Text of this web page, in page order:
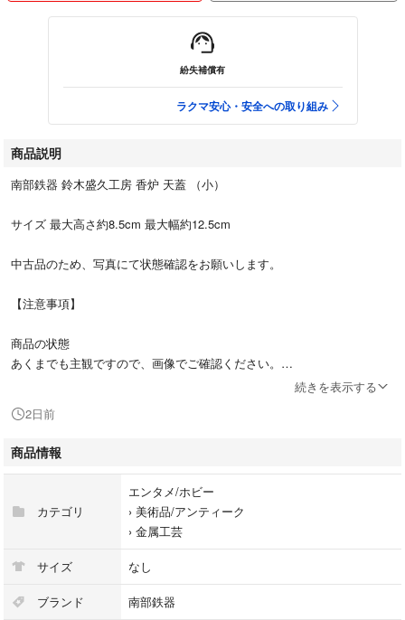
紛失補償有
ラクマ安心・安全への取り組み
商品説明
南部鉄器 鈴木盛久工房 香炉 天蓋 （小）
サイズ 最大高さ約8.5cm 最大幅約12.5cm
中古品のため、写真にて状態確認をお願いします。
【注意事項】
商品の状態
あくまでも主観ですので、画像でご確認ください。
汚れなど見落とす場合もありますが、現状渡しとなりますので神経質な方
基本はリサイクル梱包材での発送となります。
梱包は最善を尽くしますが、輸送時の破損は運送会社の保障となります。
当方専業ではございませんので、ご質問への回答や取引開始の際にお時間
をいただく場合がございます。
上記の点をご理解いただける方のみ
お取引をお願いいたします。
続きを表示する
2日前
商品情報
カテゴリ
エンタメ/ホビー
› 美術品/アンティーク
› 金属工芸
サイズ なし
ブランド 南部鉄器